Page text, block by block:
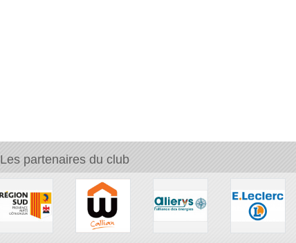
Les partenaires du club